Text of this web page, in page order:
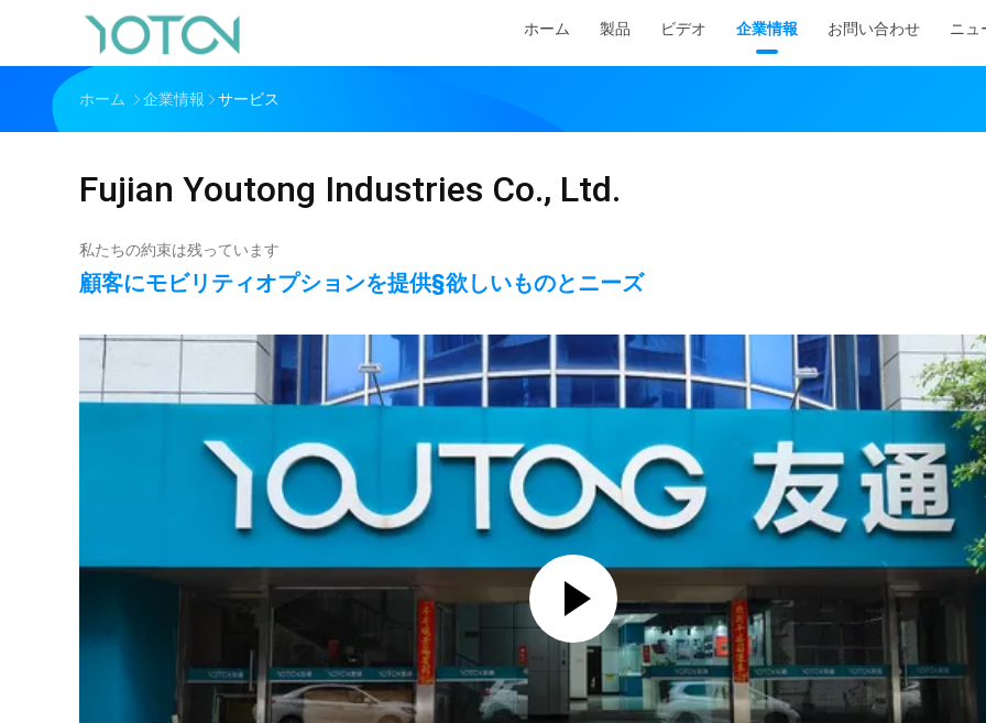
ホーム 製品 ビデオ 企業情報 お問い合わせ ニュ
ホーム 企業情報 サービス
Fujian Youtong Industries Co., Ltd.
私たちの約束は残っています
顧客にモビリティオプションを提供§欲しいものとニーズ